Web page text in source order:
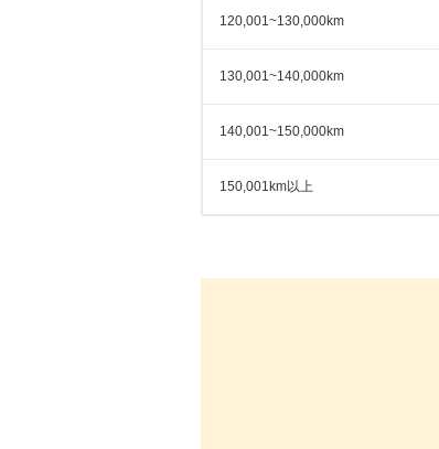
120,001~130,000km
130,001~140,000km
140,001~150,000km
150,001km以上